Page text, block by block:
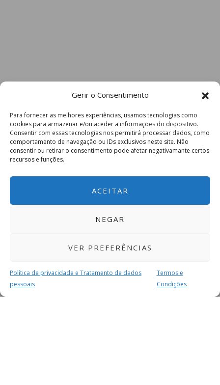
Gerir o Consentimento
Para fornecer as melhores experiências, usamos tecnologias como
cookies para armazenar e/ou aceder a informações do dispositivo.
Consentir com essas tecnologias nos permitirá processar dados, como
comportamento de navegação ou IDs exclusivos neste site. Não
consentir ou retirar o consentimento pode afetar negativamante certos
recursos e funções.
ACEITAR
NEGAR
VER PREFERÊNCIAS
Política de privacidade e Tratamento de dados
pessoais
Termos e
Condições